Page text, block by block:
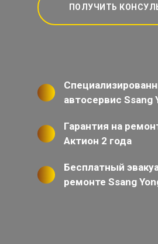
ПОЛУЧИТЬ
автосервис Ssang
Гарантия на
Актион 2 года
Бесплатный
ремонте Ssang